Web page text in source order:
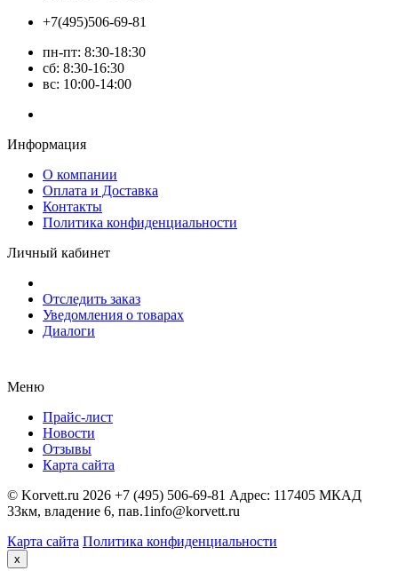
+7(495)506-69-81
пн-пт: 8:30-18:30
сб: 8:30-16:30
вс: 10:00-14:00
Информация
О компании
Оплата и Доставка
Контакты
Политика конфиденциальности
Личный кабинет
Отследить заказ
Уведомления о товарах
Диалоги
Меню
Прайс-лист
Новости
Отзывы
Карта сайта
© Korvett.ru 2026 +7 (495) 506-69-81 Адрес: 117405 МКАД
33км, владение 6, пав.1info@korvett.ru
Карта сайта Политика конфиденциальности
x